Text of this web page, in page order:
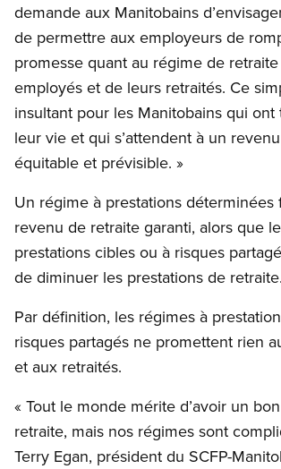
demande aux Manitobains
de permettre aux employeurs de
promesse quant au régime de
employés et de leurs retraités. Ce
insultant pour les Manitobains qui
leur vie et qui s’attendent à un
équitable et prévisible. »
Un régime à prestations déterminées
revenu de retraite garanti, alors que
prestations cibles ou à risques
de diminuer les prestations de retraite.
Par définition, les régimes à
risques partagés ne promettent rien
et aux retraités.
« Tout le monde mérite d’avoir un
retraite, mais nos régimes sont
Terry Egan, président du SCFP-